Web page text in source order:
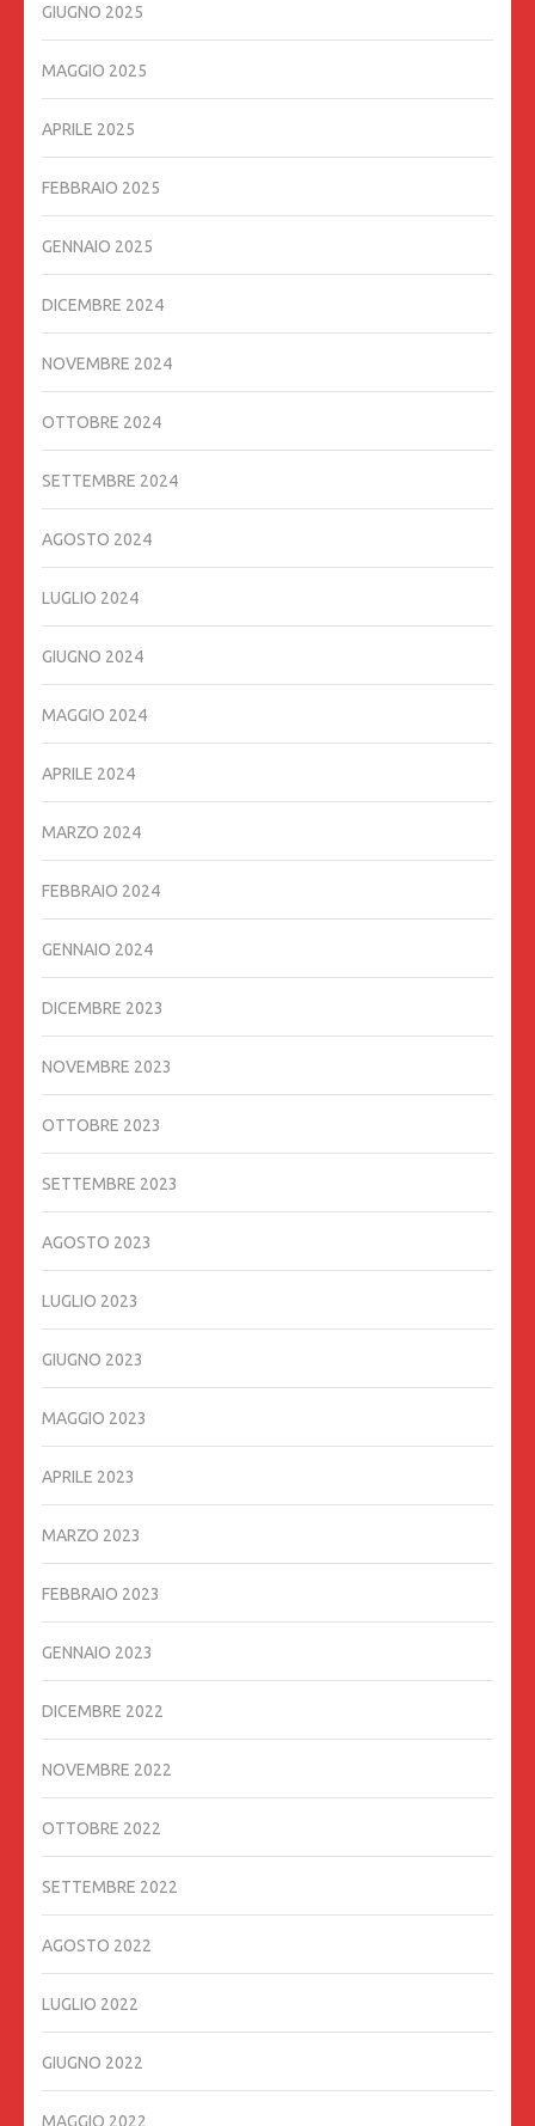
GIUGNO 2025
MAGGIO 2025
APRILE 2025
FEBBRAIO 2025
GENNAIO 2025
DICEMBRE 2024
NOVEMBRE 2024
OTTOBRE 2024
SETTEMBRE 2024
AGOSTO 2024
LUGLIO 2024
GIUGNO 2024
MAGGIO 2024
APRILE 2024
MARZO 2024
FEBBRAIO 2024
GENNAIO 2024
DICEMBRE 2023
NOVEMBRE 2023
OTTOBRE 2023
SETTEMBRE 2023
AGOSTO 2023
LUGLIO 2023
GIUGNO 2023
MAGGIO 2023
APRILE 2023
MARZO 2023
FEBBRAIO 2023
GENNAIO 2023
DICEMBRE 2022
NOVEMBRE 2022
OTTOBRE 2022
SETTEMBRE 2022
AGOSTO 2022
LUGLIO 2022
GIUGNO 2022
MAGGIO 2022